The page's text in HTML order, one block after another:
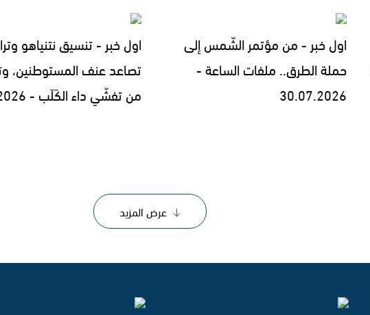
اول خبر - من مؤتمر الشّمس إلى
حملة الطرق.. ملفات الساعة -
30.07.2026
اول خبر - تنسيق نتنياهو
تصاعد عنف المستوطنين،
من تفشّي داء الكَلَب - 29.07.2026
عرض المزيد